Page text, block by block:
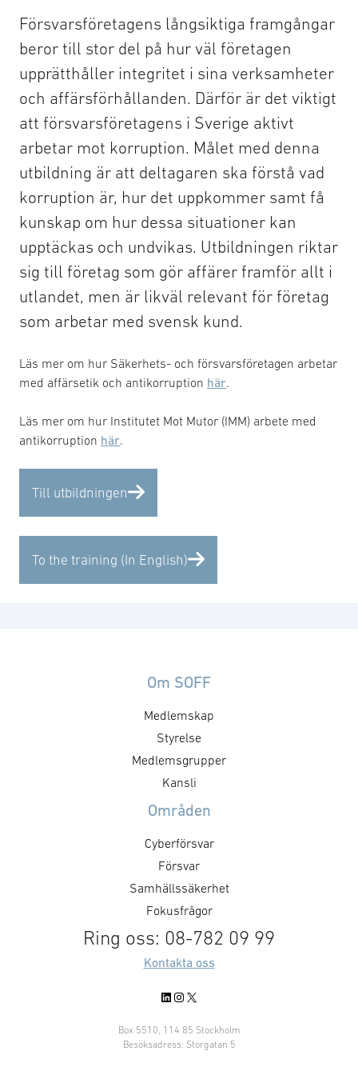
Försvarsföretagens långsiktiga framgångar
beror till stor del på hur väl företagen
upprätthåller integritet i sina verksamheter
och affärsförhållanden. Därför är det viktigt
att försvarsföretagens i Sverige aktivt
arbetar mot korruption. Målet med denna
utbildning är att deltagaren ska förstå vad
korruption är, hur det uppkommer samt få
kunskap om hur dessa situationer kan
upptäckas och undvikas. Utbildningen riktar
sig till företag som gör affärer framför allt i
utlandet, men är likväl relevant för företag
som arbetar med svensk kund.
Läs mer om hur Säkerhets- och försvarsföretagen arbetar
med affärsetik och antikorruption här.
Läs mer om hur Institutet Mot Mutor (IMM) arbete med
antikorruption här.
Till utbildningen
To the training (In English)
Om SOFF
Medlemskap
Styrelse
Medlemsgrupper
Kansli
Områden
Cyberförsvar
Försvar
Samhällssäkerhet
Fokusfrågor
Ring oss: 08-782 09 99
Kontakta oss
LinkedIn
Instagram
X
Box 5510, 114 85 Stockholm
Besöksadress: Storgatan 5